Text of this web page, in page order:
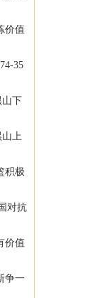
价值
35
山下
上
积极
对抗
价值
争一